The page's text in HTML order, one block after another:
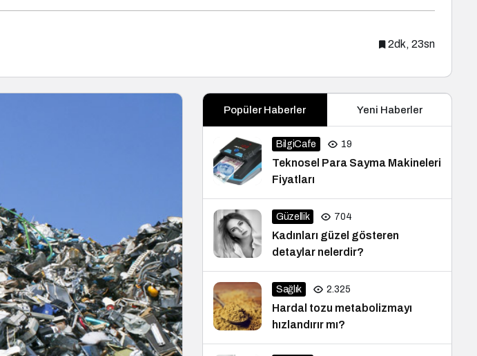
2dk, 23sn
Popüler Haberler Yeni Haberler
BilgiCafe 19
Teknosel Para Sayma Makineleri
Fiyatları
Güzellik 704
Kadınları güzel gösteren
detaylar nelerdir?
Sağlık 2.325
Hardal tozu metabolizmayı
hızlandırır mı?